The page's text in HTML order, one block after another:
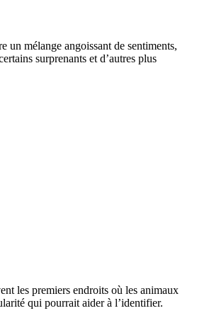
un mélange angoissant de sentiments,
surprenants et d’autres plus
les premiers endroits où les animaux
qui pourrait aider à l’identifier.